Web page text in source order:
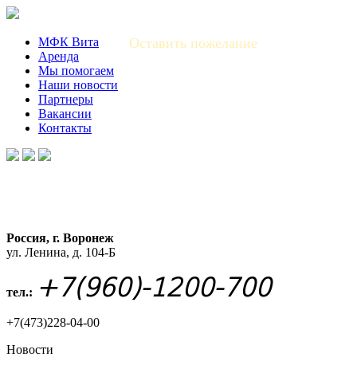
Оставить пожелание
МФК Вита
Аренда
Мы помогаем
Наши новости
Партнеры
Вакансии
Контакты
Россия, г. Воронеж
ул. Ленина, д. 104-Б
тел.: +7(960)-1200-700
+7(473)228-04-00
Новости